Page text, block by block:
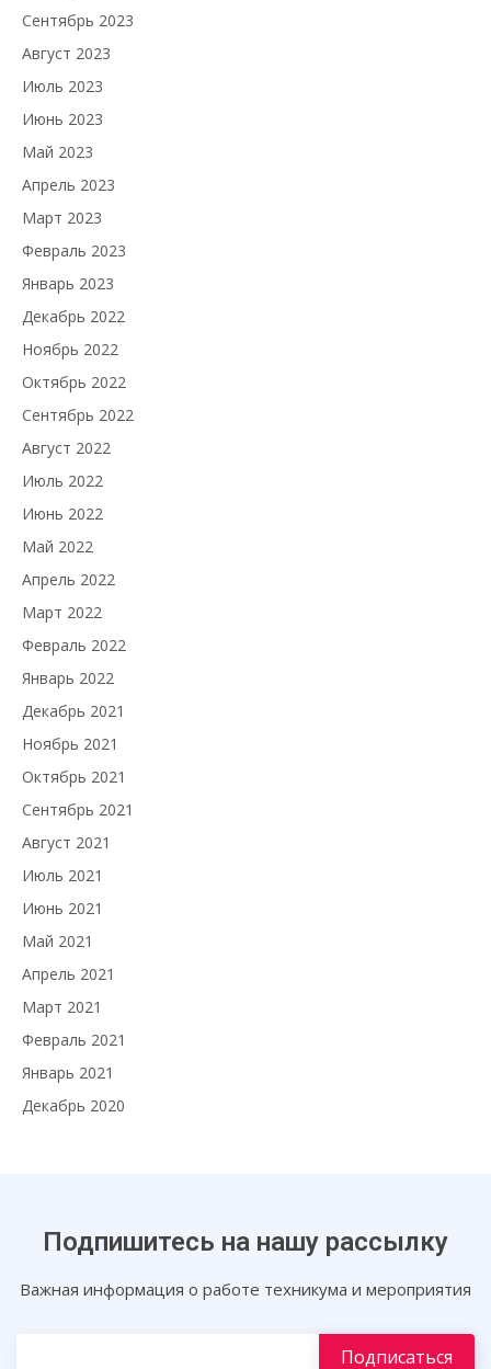
Сентябрь 2023
Август 2023
Июль 2023
Июнь 2023
Май 2023
Апрель 2023
Март 2023
Февраль 2023
Январь 2023
Декабрь 2022
Ноябрь 2022
Октябрь 2022
Сентябрь 2022
Август 2022
Июль 2022
Июнь 2022
Май 2022
Апрель 2022
Март 2022
Февраль 2022
Январь 2022
Декабрь 2021
Ноябрь 2021
Октябрь 2021
Сентябрь 2021
Август 2021
Июль 2021
Июнь 2021
Май 2021
Апрель 2021
Март 2021
Февраль 2021
Январь 2021
Декабрь 2020
Подпишитесь на нашу рассылку
Важная информация о работе техникума и мероприятия